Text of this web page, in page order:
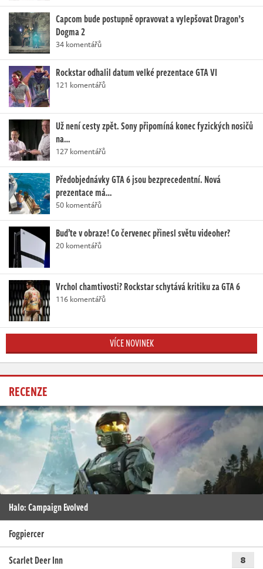
Capcom bude postupně opravovat a vylepšovat Dragon’s
Dogma 2
34 komentářů
Rockstar odhalil datum velké prezentace GTA VI
121 komentářů
Už není cesty zpět. Sony připomíná konec fyzických nosičů
na…
127 komentářů
Předobjednávky GTA 6 jsou bezprecedentní. Nová
prezentace má…
50 komentářů
Buďte v obraze! Co červenec přinesl světu videoher?
20 komentářů
Vrchol chamtivosti? Rockstar schytává kritiku za GTA 6
116 komentářů
VÍCE NOVINEK
RECENZE
Halo: Campaign Evolved
Fogpiercer
Scarlet Deer Inn
8